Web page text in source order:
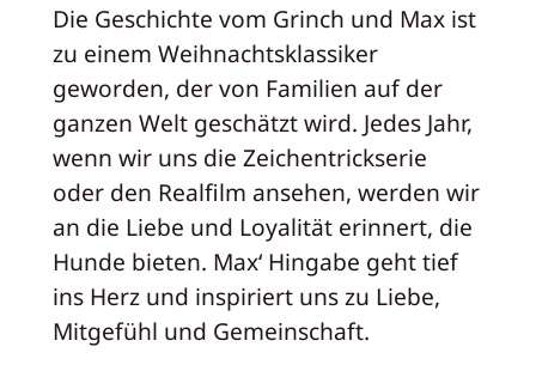
Die Geschichte vom Grinch und Max ist
zu einem Weihnachtsklassiker
geworden, der von Familien auf der
ganzen Welt geschätzt wird. Jedes Jahr,
wenn wir uns die Zeichentrickserie
oder den Realfilm ansehen, werden wir
an die Liebe und Loyalität erinnert, die
Hunde bieten. Max‘ Hingabe geht tief
ins Herz und inspiriert uns zu Liebe,
Mitgefühl und Gemeinschaft.